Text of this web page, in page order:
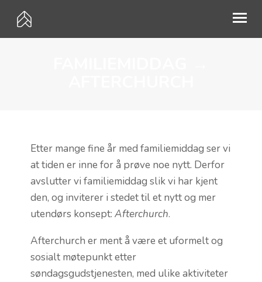
KALENDER
GI EN GAVE
MISJON
UTLEIE
KONTAKT
MIN SIDE
Etter mange fine år med familiemiddag ser vi
at tiden er inne for å prøve noe nytt. Derfor
avslutter vi familiemiddag slik vi har kjent
den, og inviterer i stedet til et nytt og mer
utendørs konsept: Afterchurch.
Afterchurch er ment å være et uformelt og
sosialt møtepunkt etter
søndagsgudstjenesten, med ulike aktiviteter